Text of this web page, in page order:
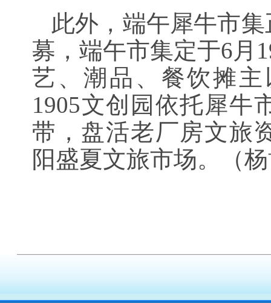
此外，端午犀牛市
募，端午市集定于6月
艺、潮品、餐饮摊
1905文创园依托犀牛
带，盘活老厂房文旅
阳盛夏文旅市场。（